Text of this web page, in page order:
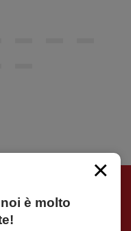
×
è molto